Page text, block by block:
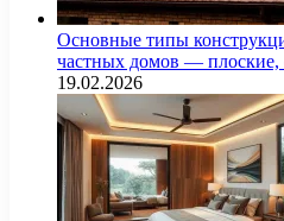
Основные типы
частных домов — плоские,
19.02.2026